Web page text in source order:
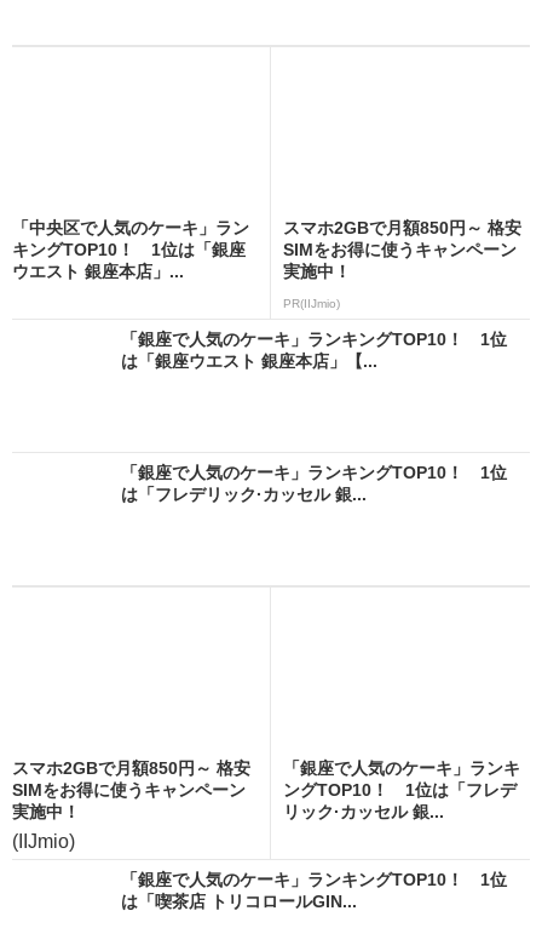
「中央区で人気のケーキ」ラン
キングTOP10！ 1位は「銀座
ウエスト 銀座本店」...
スマホ2GBで月額850円～ 格安
SIMをお得に使うキャンペーン
実施中！
PR(IIJmio)
「銀座で人気のケーキ」ランキングTOP10！ 1位
は「銀座ウエスト 銀座本店」【...
「銀座で人気のケーキ」ランキングTOP10！ 1位
は「フレデリック·カッセル 銀...
スマホ2GBで月額850円～ 格安
SIMをお得に使うキャンペーン
実施中！
(IIJmio)
「銀座で人気のケーキ」ランキ
ングTOP10！ 1位は「フレデ
リック·カッセル 銀...
「銀座で人気のケーキ」ランキングTOP10！ 1位
は「喫茶店 トリコロールGIN...